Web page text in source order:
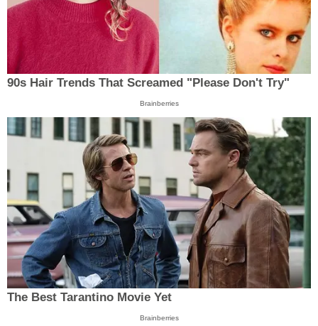
90s Hair Trends That Screamed "Please Don't Try"
Brainberries
The Best Tarantino Movie Yet
Brainberries